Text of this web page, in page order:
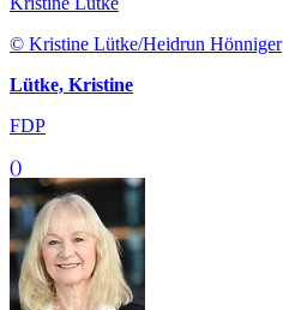
© Kristine Lütke/Heidrun Hönniger
Lütke, Kristine
FDP
()